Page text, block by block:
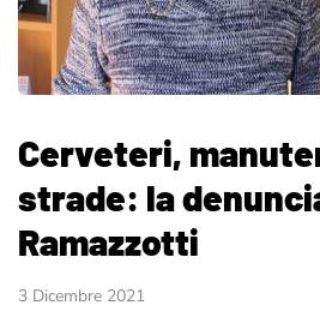
Cerveteri,
strade: la
Ramazzotti
3 Dicembre 2021